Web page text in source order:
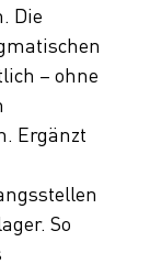
Die
– ohne
Ergänzt
So